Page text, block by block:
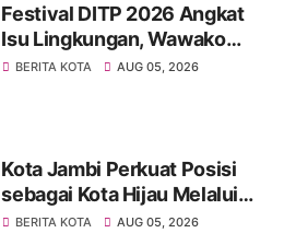
Festival DITP 2026 Angkat
Isu Lingkungan, Wawako
Diza Apresiasi Karya
BERITA KOTA AUG 05, 2026
Kota Jambi Perkuat Posisi
sebagai Kota Hijau Melalui
Forum Internasional IMT-GT
BERITA KOTA AUG 05, 2026